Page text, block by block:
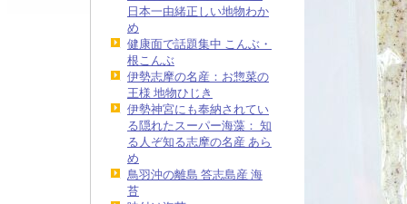
日本一由緒正しい地物わか
め
健康面で話題集中 こんぶ・
根こんぶ
伊勢志摩の名産：お惣菜の
王様 地物ひじき
伊勢神宮にも奉納されてい
る隠れたスーパー海藻： 知
る人ぞ知る志摩の名産 あら
め
鳥羽沖の離島 答志島産 海
苔